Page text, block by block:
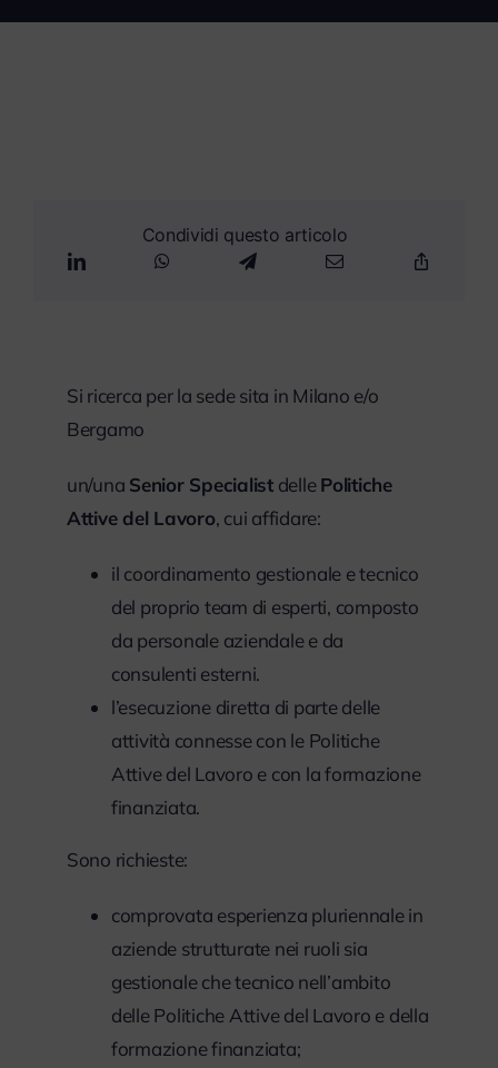
Condividi questo articolo
Si ricerca per la sede sita in Milano e/o
Bergamo
un/una Senior SpecialistdellePolitiche
Attive del Lavoro, cui affidare:
il coordinamento gestionale e tecnico
del proprio team di esperti, composto
da personale aziendale e da
consulenti esterni.
l’esecuzione diretta di parte delle
attività connesse con le Politiche
Attive del Lavoro e con la formazione
finanziata.
Sono richieste:
comprovata esperienza pluriennale in
aziende strutturate nei ruoli sia
gestionale che tecnico nell’ambito
delle Politiche Attive del Lavoro e della
formazione finanziata;